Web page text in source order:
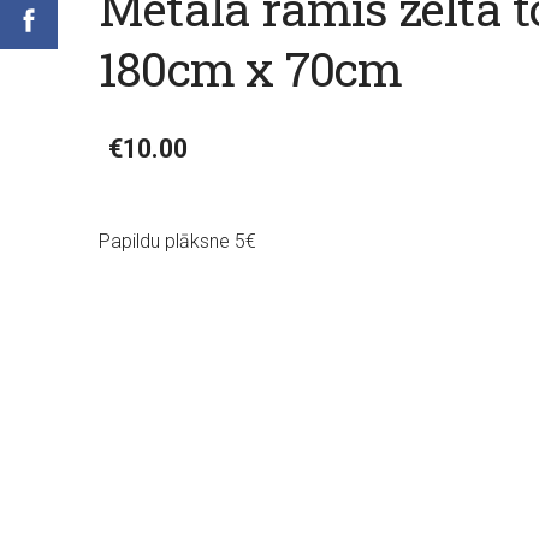
180cm x 70cm
€10.00
Papildu plāksne 5€